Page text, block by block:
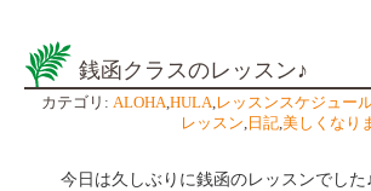
銭函クラスのレッスン♪
カテゴリ: ALOHA,HULA,レッスンスケジュー
レッスン, 日記,美しくなり
今日は久しぶりに銭函のレッスンでした